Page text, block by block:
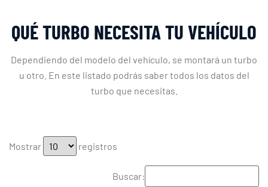
QUÉ TURBO NECESITA TU VEHÍCULO
Dependiendo del modelo del vehículo, se montará un turbo
u otro. En este listado podrás saber todos los datos del
turbo que necesitas.
Mostrar registros
Buscar: